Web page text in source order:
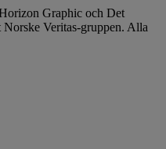
Graphic och Det
Veritas-gruppen. Alla